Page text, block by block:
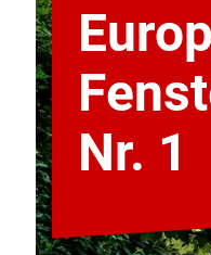
Nr. 1